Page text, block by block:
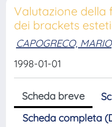
Valutazione della
dei brackets
CAPOGRECO, MARIO
1998-01-01
Scheda breve
Scheda completa